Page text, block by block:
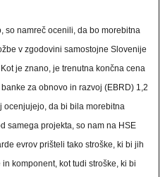
so namreč ocenili, da bo morebitna
v zgodovini samostojne Slovenije
je znano, je trenutna končna cena
za obnovo in razvoj (EBRD) 1,2
ocenjujejo, da bi bila morebitna
samega projekta, so nam na HSE
evrov prišteli tako stroške, ki bi jih
komponent, kot tudi stroške, ki bi